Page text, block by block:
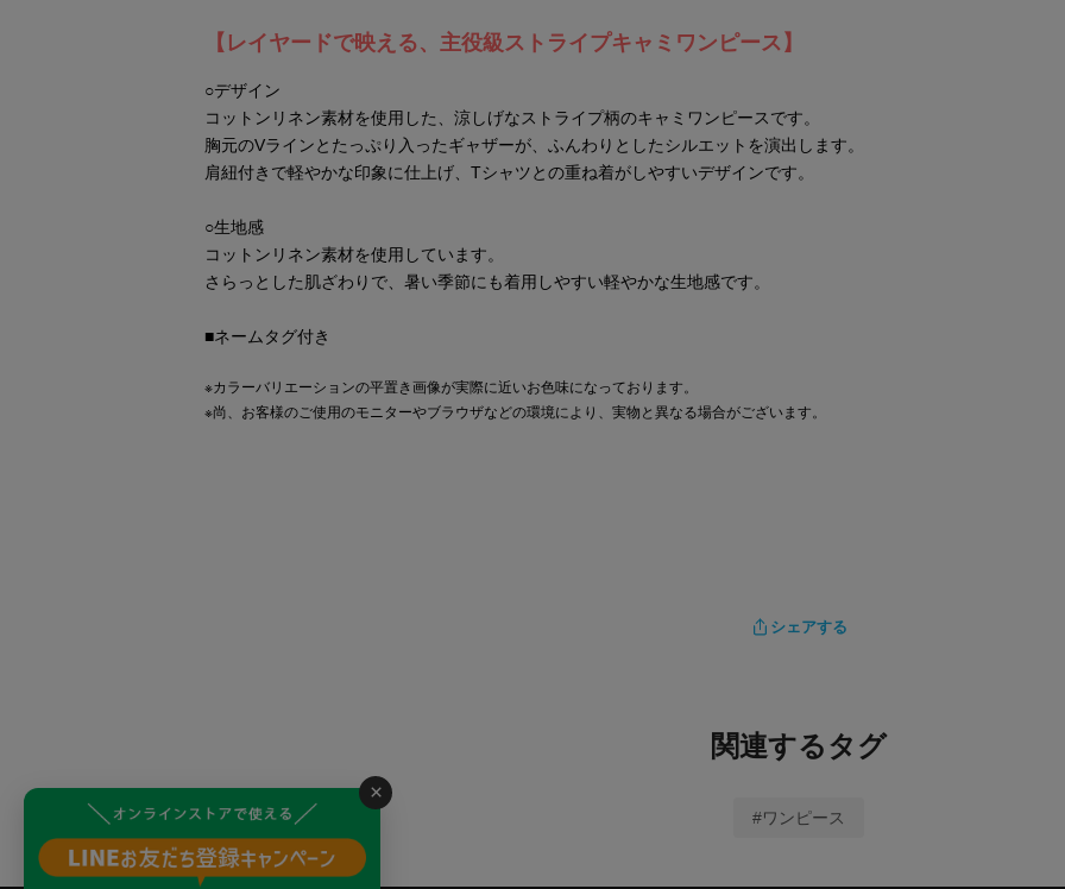
×
【レイヤードで映える、主役級ストライプキャミワンピース】
○デザイン
コットンリネン素材を使用した、涼しげなストライプ柄のキャミワンピースです。
胸元のVラインとたっぷり入ったギャザーが、ふんわりとしたシルエットを演出します。
肩紐付きで軽やかな印象に仕上げ、Tシャツとの重ね着がしやすいデザインです。
○生地感
コットンリネン素材を使用しています。
さらっとした肌ざわりで、暑い季節にも着用しやすい軽やかな生地感です。
■ネームタグ付き
※カラーバリエーションの平置き画像が実際に近いお色味になっております。
※尚、お客様のご使用のモニターやブラウザなどの環境により、実物と異なる場合がございます。
シェアする
関連するタグ
#ワンピース